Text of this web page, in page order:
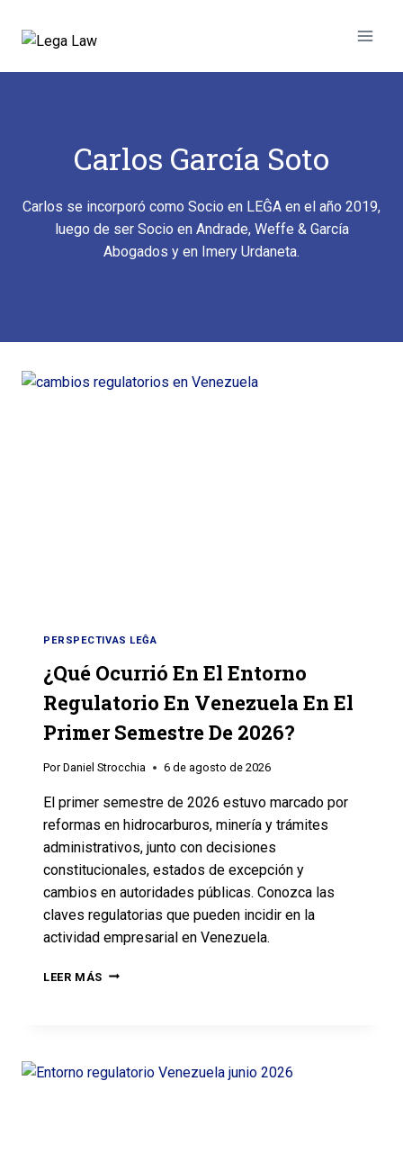
Carlos García Soto
Carlos se incorporó como Socio en LEĜA en el año 2019,
luego de ser Socio en Andrade, Weffe & García
Abogados y en Imery Urdaneta.
PERSPECTIVAS LEĜA
¿Qué Ocurrió En El Entorno
Regulatorio En Venezuela En El
Primer Semestre De 2026?
Por Daniel Strocchia 6 de agosto de 2026
El primer semestre de 2026 estuvo marcado por
reformas en hidrocarburos, minería y trámites
administrativos, junto con decisiones
constitucionales, estados de excepción y
cambios en autoridades públicas. Conozca las
claves regulatorias que pueden incidir en la
actividad empresarial en Venezuela.
LEER MÁS